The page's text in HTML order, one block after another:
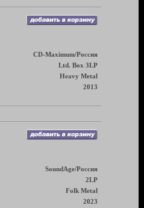
CD-Maximum/Россия
Ltd. Box 3LP
Heavy Metal
2013
SoundAge/Россия
2LP
Folk Metal
2023